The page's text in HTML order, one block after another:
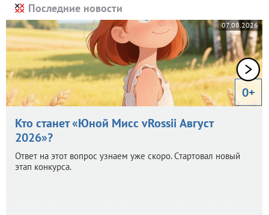
Последние новости
07.08.2026
0+
Кто станет «Юной Мисс vRossii Август
2026»?
Ответ на этот вопрос узнаем уже скоро. Стартовал новый
этап конкурса.